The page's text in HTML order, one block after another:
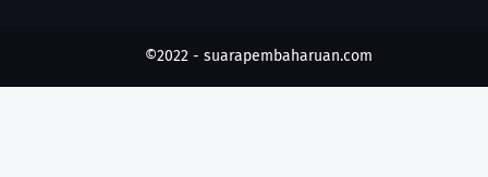
©2022 - suarapembaharuan.com